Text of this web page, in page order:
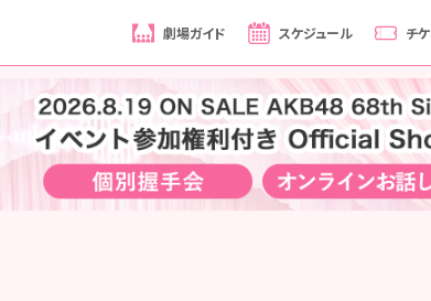
劇場ガイド スケジュール チ